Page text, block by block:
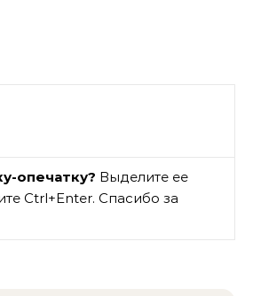
опечатку? Выделите ее
Ctrl+Enter. Спасибо за